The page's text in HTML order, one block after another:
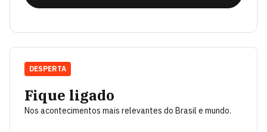
Fique ligado
Nos acontecimentos mais relevantes do Brasil e mundo.
DESPERTA